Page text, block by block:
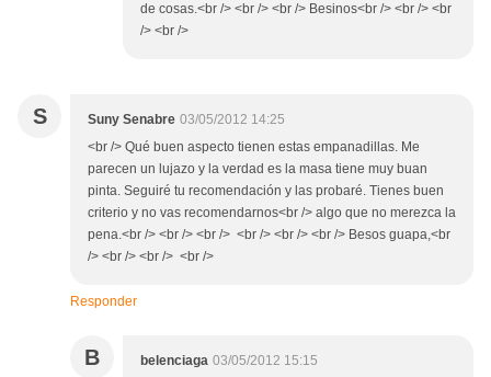
de cosas.<br /> <br /> <br /> Besinos<br /> <br /> <br
/> <br />
S Suny Senabre 03/05/2012 14:25
<br /> Qué buen aspecto tienen estas empanadillas. Me
parecen un lujazo y la verdad es la masa tiene muy buan
pinta. Seguiré tu recomendación y las probaré. Tienes buen
criterio y no vas recomendarnos<br /> algo que no merezca la
pena.<br /> <br /> <br /> <br /> <br /> <br /> Besos guapa,<br
/> <br /> <br /> <br />
Responder
B belenciaga 03/05/2012 15:15